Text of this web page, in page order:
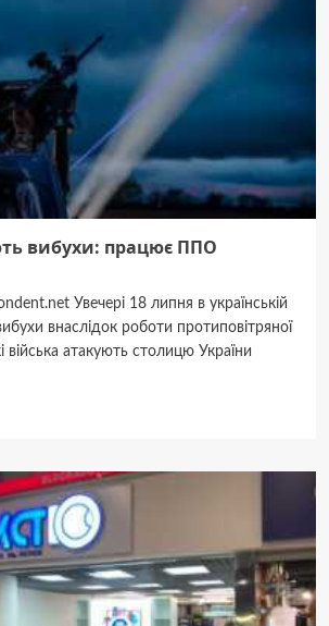
вибухи: працює ППО
Увечері 18 липня в українській
внаслідок роботи протиповітряної
війська атакують столицю України